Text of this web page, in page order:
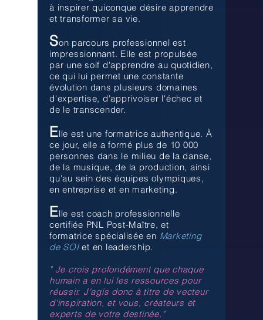
à inspirer quiconque désire apprendre
et transformer sa vie.
Son parcours professionnel est
impressionnant. Elle est propulsée
par une soif d'apprendre au quotidien,
ce qui lui permet une constante
évolution dans plusieurs domaines
d'expertise, d'apprivoiser l'échec et
de le transcender.
Elle est une formatrice authentique. À
ce jour, elle a formé plus de 10 000
personnes dans le milieu de la danse,
de la musique, de la production, ainsi
qu'au sein des équipes olympiques,
en entreprise et en marketing.
Elle est coach professionnelle
certifiée PNL Post-Maître, et
formatrice spécialisée en Marketing
de SOIet en leadership.
" Je crois profondément que chaque
humain a en lui les ressources pour
réussir. J'agis donc à titre de vecteur
d'inspiration, et vous, créateurs et
experts de votre destinée."